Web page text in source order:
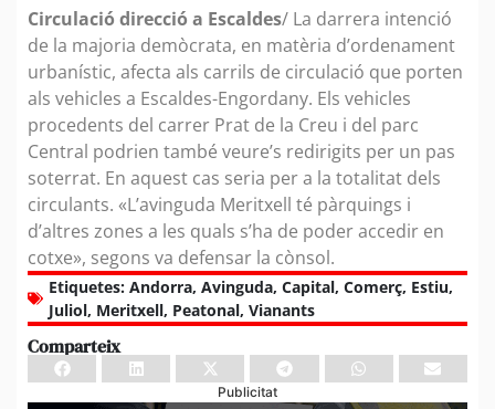
Circulació direcció a Escaldes/ La darrera intenció
de la majoria demòcrata, en matèria d’ordenament
urbanístic, afecta als carrils de circulació que porten
als vehicles a Escaldes-Engordany. Els vehicles
procedents del carrer Prat de la Creu i del parc
Central podrien també veure’s redirigits per un pas
soterrat. En aquest cas seria per a la totalitat dels
circulants. «L’avinguda Meritxell té pàrquings i
d’altres zones a les quals s’ha de poder accedir en
cotxe», segons va defensar la cònsol.
Etiquetes: Andorra, Avinguda, Capital, Comerç, Estiu,
Juliol, Meritxell, Peatonal, Vianants
Comparteix
Publicitat